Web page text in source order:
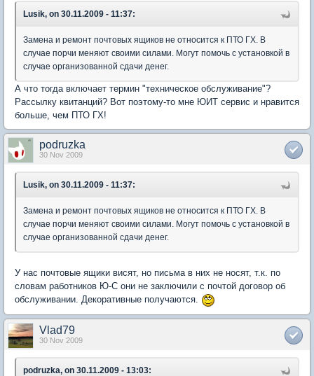
Lusik, on 30.11.2009 - 11:37:
Замена и ремонт почтовых ящиков не относится к ПТО ГХ. В
случае порчи меняют своими силами. Могут помочь с установкой в
случае организованной сдачи денег.
А что тогда включает термин "техническое обслуживание"?
Рассылку квитанций? Вот поэтому-то мне ЮИТ сервис и нравится
больше, чем ПТО ГХ!
podruzka
30 Nov 2009
Lusik, on 30.11.2009 - 11:37:
Замена и ремонт почтовых ящиков не относится к ПТО ГХ. В
случае порчи меняют своими силами. Могут помочь с установкой в
случае организованной сдачи денег.
У нас почтовые ящики висят, но письма в них не носят, т.к. по
словам работников Ю-С они не заключили с почтой договор об
обслуживании. Декоративные получаются.
Vlad79
30 Nov 2009
podruzka, on 30.11.2009 - 13:03: